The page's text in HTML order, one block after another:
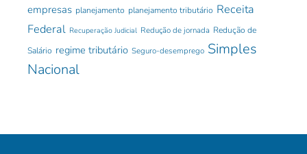
empresas planejamento planejamento tributário Receita
Federal Recuperação Judicial Redução de jornada Redução de
Salário regime tributário Seguro-desemprego Simples
Nacional